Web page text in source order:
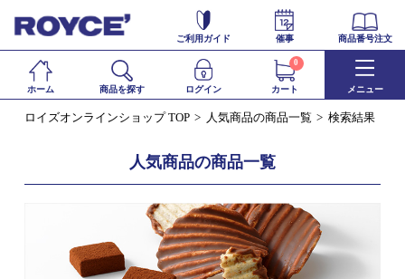
ご利用ガイド 催事 商品番号注文
ホーム 商品を探す ログイン カート
0
メニュー
ロイズオンラインショップ TOP 人気商品の商品一覧 検索結果
人気商品の商品一覧